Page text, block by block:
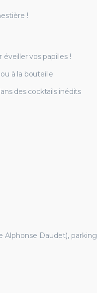
!
vos papilles !
à la bouteille
des cocktails inédits
Alphonse Daudet), parking